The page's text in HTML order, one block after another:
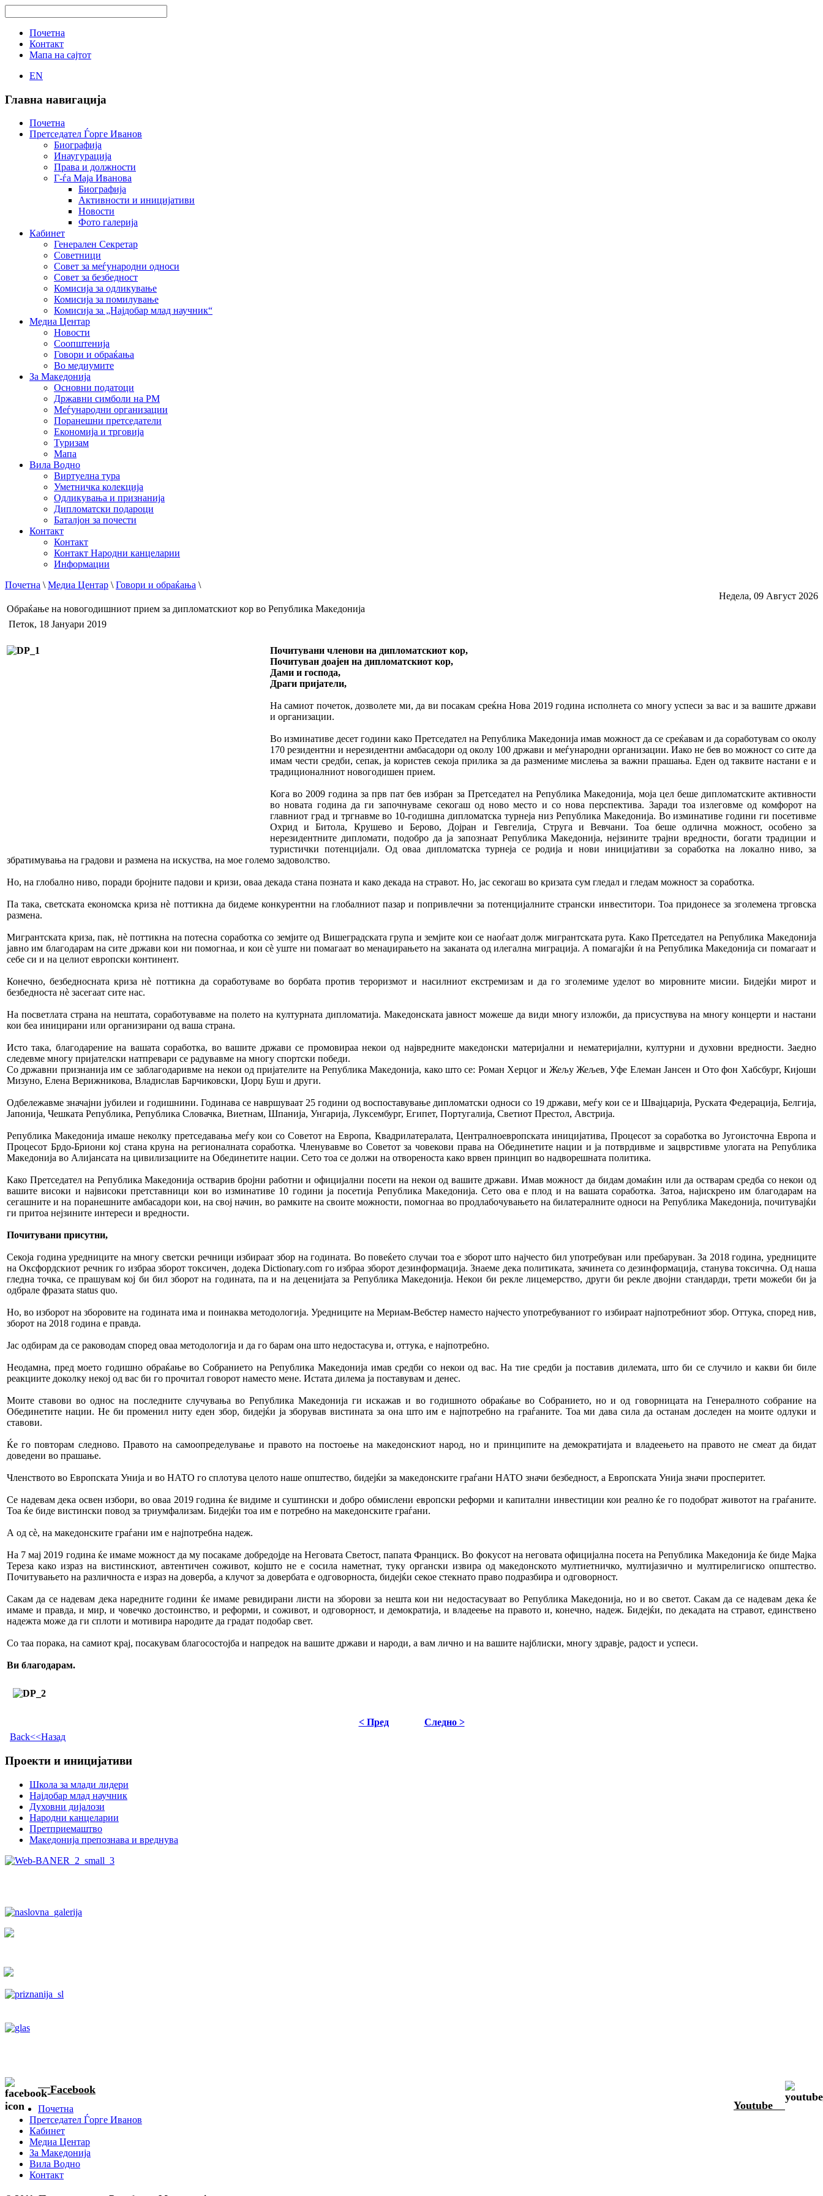
Почетна
Контакт
Мапа на сајтот
EN
Главна навигација
Почетна
Претседател Ѓорге Иванов
Биографија
Инаугурација
Права и должности
Г-ѓа Маја Иванова
Биографија
Активности и иницијативи
Новости
Фото галерија
Кабинет
Генерален Секретар
Советници
Совет за меѓународни односи
Совет за безбедност
Комисија за одликување
Комисија за помилување
Комисија за „Најдобар млад научник“
Медиа Центар
Новости
Соопштенија
Говори и обраќања
Во медиумите
За Македонија
Основни податоци
Државни симболи на РМ
Меѓународни организации
Поранешни претседатели
Економија и трговија
Туризам
Мапа
Вила Водно
Виртуелна тура
Уметничка колекција
Одликувања и признанија
Дипломатски подароци
Баталјон за почести
Контакт
Контакт
Контакт Народни канцеларии
Информации
Почетна \Медиа Центар \Говори и обраќања \
Недела, 09 Август 2026
Обраќање на новогодишниот прием за дипломатскиот кор во Република Македонија
Петок, 18 Јануари 2019
Почитувани членови на дипломатскиот кор,
Почитуван доајен на дипломатскиот кор,
Дами и господа,
Драги пријатели,
На самиот почеток, дозволете ми, да ви посакам среќна Нова 2019 година исполнета со многу успеси за вас и за вашите држави
и организации.
Во изминативе десет години како Претседател на Република Македонија имав можност да се среќавам и да соработувам со околу
170 резидентни и нерезидентни амбасадори од околу 100 држави и меѓународни организации. Иако не бев во можност со сите да
имам чести средби, сепак, ја користев секоја прилика за да размениме мислења за важни прашања. Еден од таквите настани е и
традиционалниот новогодишен прием.
Кога во 2009 година за прв пат бев избран за Претседател на Република Македонија, моја цел беше дипломатските активности
во новата година да ги започнуваме секогаш од ново место и со нова перспектива. Заради тоа излеговме од комфорот на
главниот град и тргнавме во 10-годишна дипломатска турнеја низ Република Македонија. Во изминативе години ги посетивме
Охрид и Битола, Крушево и Берово, Дојран и Гевгелија, Струга и Вевчани. Тоа беше одлична можност, особено за
нерезидентните дипломати, подобро да ја запознаат Република Македонија, нејзините трајни вредности, богати традиции и
туристички потенцијали. Од оваа дипломатска турнеја се родија и нови иницијативи за соработка на локално ниво, за
збратимувања на градови и размена на искуства, на мое големо задоволство.
Но, на глобално ниво, поради бројните падови и кризи, оваа декада стана позната и како декада на стравот. Но, јас секогаш во кризата сум гледал и гледам можност за соработка.
Па така, светската економска криза нè поттикна да бидеме конкурентни на глобалниот пазар и попривлечни за потенцијалните странски инвеститори. Тоа придонесе за зголемена трговска
размена.
Мигрантската криза, пак, нè поттикна на потесна соработка со земјите од Вишеградската група и земјите кои се наоѓаат долж мигрантската рута. Како Претседател на Република Македонија
јавно им благодарам на сите држави кои ни помогнаа, и кои сè уште ни помагаат во менаџирањето на заканата од илегална миграција. А помагајќи ѝ на Република Македонија си помагаат и
себе си и на целиот eвропски континент.
Конечно, безбедносната криза нè поттикна да соработуваме во борбата против тероризмот и насилниот екстремизам и да го зголемиме уделот во мировните мисии. Бидејќи мирот и
безбедноста нè засегаат сите нас.
На посветлата страна на нештата, соработувавме на полето на културната дипломатија. Македонската јавност можеше да види многу изложби, да присуствува на многу концерти и настани
кои беа иницирани или организирани од ваша страна.
Исто така, благодарение на вашата соработка, во вашите држави се промовираа некои од највредните македонски материјални и нематеријални, културни и духовни вредности. Заедно
следевме многу пријателски натпревари се радувавме на многу спортски победи.
Со државни признанија им се заблагодаривме на некои од пријателите на Република Македонија, како што се: Роман Херцог и Жељу Жељев, Уфе Елеман Јансен и Ото фон Хабсбург, Кијоши
Мизуно, Елена Верижникова, Владислав Барчиковски, Џорџ Буш и други.
Одбележавме значајни јубилеи и годишнини. Годинава се навршуваат 25 години од воспоставување дипломатски односи со 19 држави, меѓу кои се и Швајцарија, Руската Федерација, Белгија,
Јапонија, Чешката Република, Република Словачка, Виетнам, Шпанија, Унгарија, Луксембург, Египет, Португалија, Светиот Престол, Австрија.
Република Македонија имаше неколку претседавања меѓу кои со Советот на Европа, Квадрилатералата, Централноевропската иницијатива, Процесот за соработка во Југоисточна Европа и
Процесот Брдо-Бриони кој стана круна на регионалната соработка. Членувавме во Советот за човекови права на Обединетите нации и ја потврдивме и зацврстивме улогата на Република
Македонија во Алијансата на цивилизациите на Обединетите нации. Сето тоа се должи на отвореноста како врвен принцип во надворешната политика.
Како Претседател на Република Македонија остварив бројни работни и официјални посети на некои од вашите држави. Имав можност да бидам домаќин или да остварам средба со некои од
вашите високи и највисоки претставници кои во изминативе 10 години ја посетија Република Македонија. Сето ова е плод и на вашата соработка. Затоа, најискрено им благодарам на
сегашните и на поранешните амбасадори кои, на свој начин, во рамките на своите можности, помогнаа во продлабочувањето на билатералните односи на Република Македонија, почитувајќи
ги притоа нејзините интереси и вредности.
Почитувани присутни,
Секоја година уредниците на многу светски речници избираат збор на годината. Во повеќето случаи тоа е зборот што најчесто бил употребуван или пребаруван. За 2018 година, уредниците
на Оксфордскиот речник го избраа зборот токсичен, додека Dictionary.com го избраа зборот дезинформација. Знаеме дека политиката, зачинета со дезинформација, станува токсична. Од наша
гледна точка, се прашувам кој би бил зборот на годината, па и на деценијата за Република Македонија. Некои би рекле лицемерство, други би рекле двојни стандарди, трети можеби би ја
одбрале фразата status quo.
Но, во изборот на зборовите на годината има и поинаква методологија. Уредниците на Мериам-Вебстер наместо најчесто употребуваниот го избираат најпотребниот збор. Оттука, според нив,
зборот на 2018 година е правда.
Јас одбирам да се раководам според оваа методологија и да го барам она што недостасува и, оттука, е најпотребно.
Неодамна, пред моето годишно обраќање во Собранието на Република Македонија имав средби со некои од вас. На тие средби ја поставив дилемата, што би се случило и какви би биле
реакциите доколку некој од вас би го прочитал говорот наместо мене. Истата дилема ја поставувам и денес.
Моите ставови во однос на последните случувања во Република Македонија ги искажав и во годишното обраќање во Собранието, но и од говорницата на Генералното собрание на
Обединетите нации. Не би променил ниту еден збор, бидејќи ја зборував вистината за она што им е најпотребно на граѓаните. Тоа ми дава сила да останам доследен на моите одлуки и
ставови.
Ќе го повторам следново. Правото на самоопределување и правото на постоење на македонскиот народ, но и принципите на демократијата и владеењето на правото не смеат да бидат
доведени во прашање.
Членството во Европската Унија и во НАТО го сплотува целото наше општество, бидејќи за македонските граѓани НАТО значи безбедност, а Европската Унија значи просперитет.
Се надевам дека освен избори, во оваа 2019 година ќе видиме и суштински и добро обмислени европски реформи и капитални инвестиции кои реално ќе го подобрат животот на граѓаните.
Тоа ќе биде вистински повод за триумфализам. Бидејќи тоа им е потребно на македонските граѓани.
А од сè, на македонските граѓани им е најпотребна надеж.
На 7 мај 2019 година ќе имаме можност да му посакаме добредојде на Неговата Светост, папата Франциск. Во фокусот на неговата официјална посета на Република Македонија ќе биде Мајка
Тереза како израз на вистинскиот, автентичен соживот, којшто не е сосила наметнат, туку органски извира од македонското мултиетничко, мултијазично и мултирелигиско општество.
Почитувањето на различноста е израз на доверба, а клучот за довербата е одговорноста, бидејќи секое стекнато право подразбира и одговорност.
Сакам да се надевам дека наредните години ќе имаме ревидирани листи на зборови за нешта кои ни недостасуваат во Република Македонија, но и во светот. Сакам да се надевам дека ќе
имаме и правда, и мир, и човечко достоинство, и реформи, и соживот, и одговорност, и демократија, и владеење на правото и, конечно, надеж. Бидејќи, по декадата на стравот, единствено
надежта може да ги сплоти и мотивира народите да градат подобар свет.
Со таа порака, на самиот крај, посакувам благосостојба и напредок на вашите држави и народи, а вам лично и на вашите најблиски, многу здравје, радост и успеси.
Ви благодарам.
< Пред
Следно >
Back<<Назад
Проекти и иницијативи
Школа за млади лидери
Најдобар млад научник
Духовни дијалози
Народни канцеларии
Претприемаштво
Македонија препознава и вреднува
Facebook
Youtube
Почетна
Претседател Ѓорге Иванов
Кабинет
Медиа Центар
За Македонија
Вила Водно
Контакт